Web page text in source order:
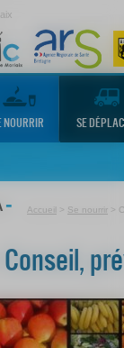
NOURRIR SE
- Accueil > Se nourrir >
Conseil,